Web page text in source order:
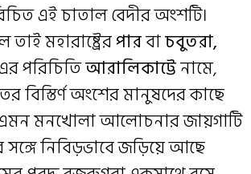
এই চাতাল বেদীর অংশটি।
মহারাষ্ট্রেরপারবাচবুতরা,
পরিচিতিআরালিকাট্টেনামে,
বিস্তির্ণ অংশের মানুষদের কাছে
এমন মনখোলা আলোচনার জায়গাটি
সঙ্গে নিবিড়ভাবে জড়িয়ে আছে